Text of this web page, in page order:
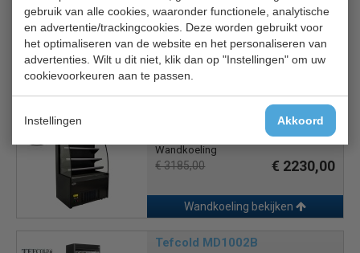
gebruik van alle cookies, waaronder functionele, analytische
en advertentie/trackingcookies. Deze worden gebruikt voor
het optimaliseren van de website en het personaliseren van
advertenties. Wilt u dit niet, klik dan op "Instellingen" om uw
cookievoorkeuren aan te passen.
Instellingen Akkoord
CS 7350.0085 Jax 2.6
Wandkoeling zonder motor
€ 9805,00 € 6864,00
Wandkoeling bekijken
Combisteel 7080.0005
Wandkoeling
€ 3185,00 € 2230,00
Wandkoeling bekijken
Tefcold MD1002B